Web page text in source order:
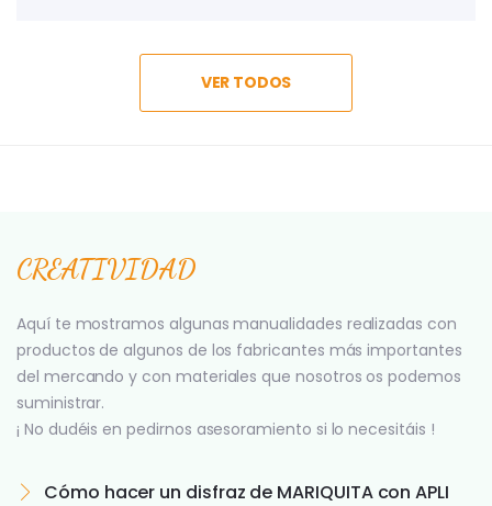
VER TODOS
CREATIVIDAD
Aquí te mostramos algunas manualidades realizadas con
productos de algunos de los fabricantes más importantes
del mercando y con materiales que nosotros os podemos
suministrar.
¡ No dudéis en pedirnos asesoramiento si lo necesitáis !
Cómo hacer un disfraz de MARIQUITA con APLI